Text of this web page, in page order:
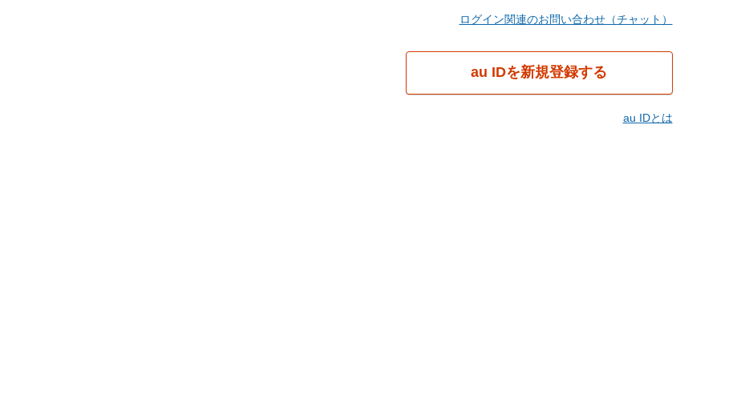
ログイン関連のお問い合わせ（チャット）
au IDを新規登録する
au IDとは